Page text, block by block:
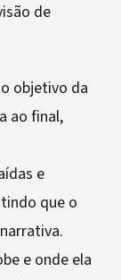
de
objetivo da
ao final,
e
que o
e onde ela